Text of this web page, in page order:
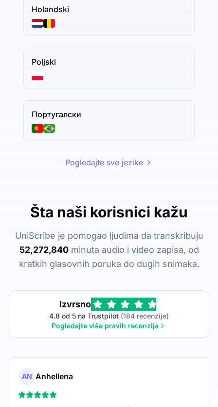
Holandski
Poljski
Португалски
Pogledajte sve jezike
Šta naši korisnici kažu
UniScribe je pomogao ljudima da transkribuju
52,272,840minuta audio i video zapisa, od
kratkih glasovnih poruka do dugih snimaka.
Izvrsno
4.8 od 5 na Trustpilot (184 recenzije)
Pogledajte više pravih recenzija
AN Anhellena